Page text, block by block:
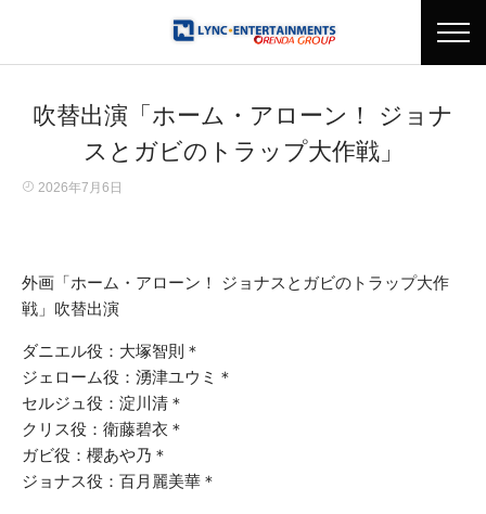
吹替出演「ホーム・アローン！ ジョナ
スとガビのトラップ大作戦」
2026年7月6日
外画「ホーム・アローン！ ジョナスとガビのトラップ大作
戦」吹替出演
ダニエル役：大塚智則＊
ジェローム役：湧津ユウミ＊
セルジュ役：淀川清＊
クリス役：衛藤碧衣＊
ガビ役：櫻あや乃＊
ジョナス役：百月麗美華＊